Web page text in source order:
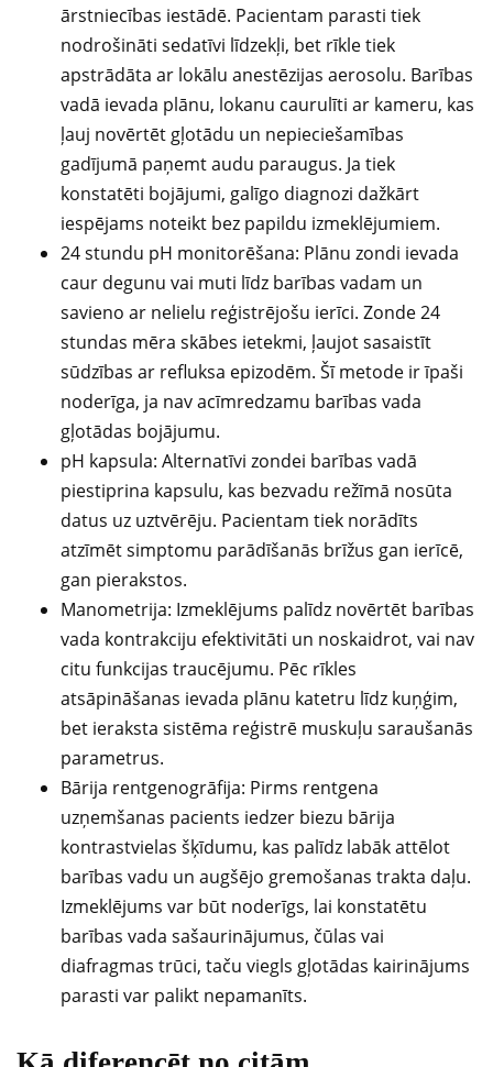
ārstniecības iestādē. Pacientam parasti tiek
nodrošināti sedatīvi līdzekļi, bet rīkle tiek
apstrādāta ar lokālu anestēzijas aerosolu. Barības
vadā ievada plānu, lokanu caurulīti ar kameru, kas
ļauj novērtēt gļotādu un nepieciešamības
gadījumā paņemt audu paraugus. Ja tiek
konstatēti bojājumi, galīgo diagnozi dažkārt
iespējams noteikt bez papildu izmeklējumiem.
24 stundu pH monitorēšana: Plānu zondi ievada
caur degunu vai muti līdz barības vadam un
savieno ar nelielu reģistrējošu ierīci. Zonde 24
stundas mēra skābes ietekmi, ļaujot sasaistīt
sūdzības ar refluksa epizodēm. Šī metode ir īpaši
noderīga, ja nav acīmredzamu barības vada
gļotādas bojājumu.
pH kapsula: Alternatīvi zondei barības vadā
piestiprina kapsulu, kas bezvadu režīmā nosūta
datus uz uztvērēju. Pacientam tiek norādīts
atzīmēt simptomu parādīšanās brīžus gan ierīcē,
gan pierakstos.
Manometrija: Izmeklējums palīdz novērtēt barības
vada kontrakciju efektivitāti un noskaidrot, vai nav
citu funkcijas traucējumu. Pēc rīkles
atsāpināšanas ievada plānu katetru līdz kuņģim,
bet ieraksta sistēma reģistrē muskuļu saraušanās
parametrus.
Bārija rentgenogrāfija: Pirms rentgena
uzņemšanas pacients iedzer biezu bārija
kontrastvielas šķīdumu, kas palīdz labāk attēlot
barības vadu un augšējo gremošanas trakta daļu.
Izmeklējums var būt noderīgs, lai konstatētu
barības vada sašaurinājumus, čūlas vai
diafragmas trūci, taču viegls gļotādas kairinājums
parasti var palikt nepamanīts.